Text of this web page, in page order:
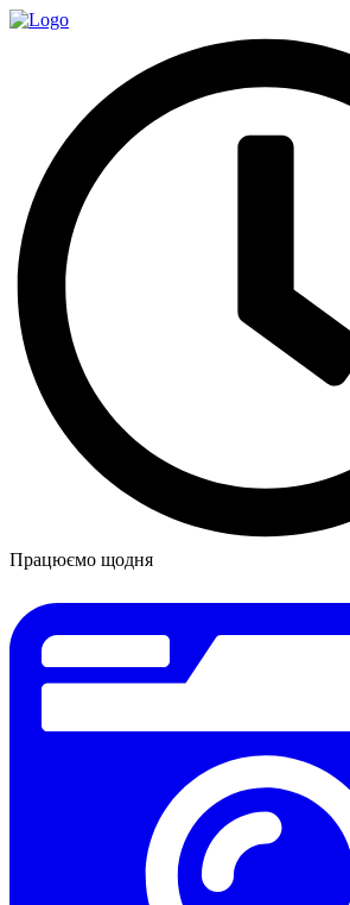
Працюємо щодня